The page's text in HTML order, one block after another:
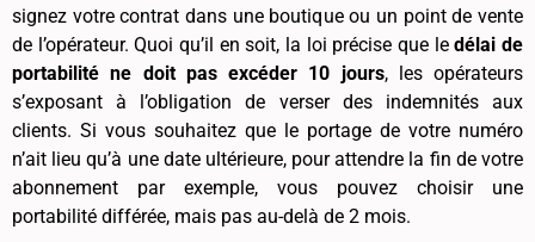
signez votre contrat dans une boutique ou un point de vente
de l’opérateur. Quoi qu’il en soit, la loi précise que ledélai de
portabilité ne doit pas excéder 10 jours, les opérateurs
s’exposant à l’obligation de verser des indemnités aux
clients. Si vous souhaitez que le portage de votre numéro
n’ait lieu qu’à une date ultérieure, pour attendre la fin de votre
abonnement par exemple, vous pouvez choisir une
portabilité différée, mais pas au-delà de 2 mois.